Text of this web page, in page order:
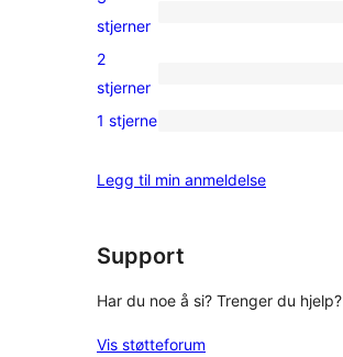
star
0
3-
star
stjerner
0
2-
reviews
2
stjerner
0
star
1 stjerne
Legg til min anmeldelse
Support
Har du noe å si? Trenger du hjelp?
Vis støtteforum